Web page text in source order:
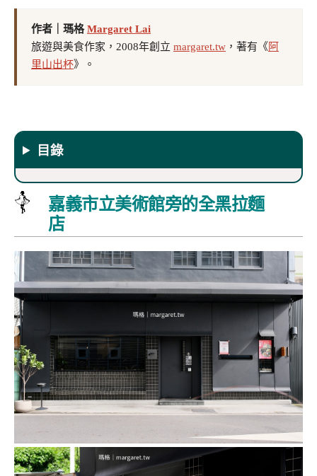
作者｜瑪格Margaret Lai
旅遊與美食作家，2008年創立 margaret.tw ，著有《阿
里山出杯》。
目錄
嘉義市立美術館旁的全黑拉麵
店